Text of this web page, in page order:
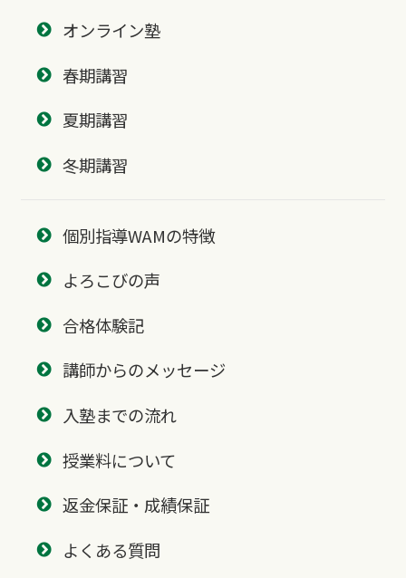
オンライン塾
春期講習
夏期講習
冬期講習
個別指導WAMの特徴
よろこびの声
合格体験記
講師からのメッセージ
入塾までの流れ
授業料について
返金保証・成績保証
よくある質問